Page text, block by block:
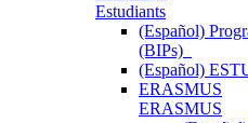
Estudiants
(Español)
(BIPs)_
(Español)
ERASMUS
ERASMUS